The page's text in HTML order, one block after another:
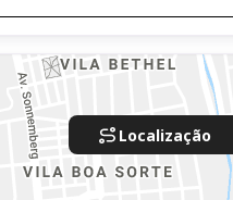
Localização